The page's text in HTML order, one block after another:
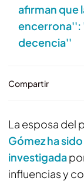
afirman que
encerrona'':
decencia''
Compartir
La esposa del
Gómez ha
investigada
influencias y